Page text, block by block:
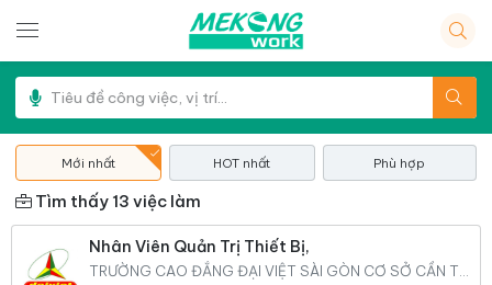
Mới nhất HOT nhất Phù hợp
Tìm thấy 13 việc làm
Nhân Viên Quản Trị Thiết Bị,